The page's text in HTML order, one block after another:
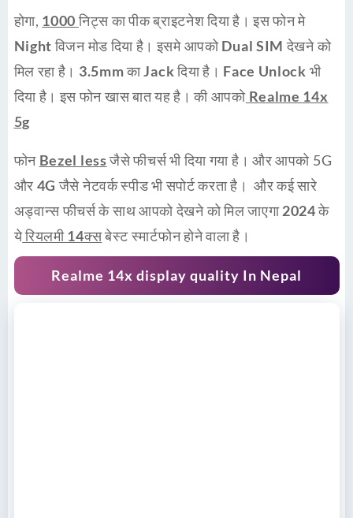
होगा, 1000निट्स का पीक ब्राइटनेश दिया है। इस फोन मे
Nightविजन मोड दिया है। इसमे आपकोDual SIMदेखने को
मिल रहा है। 3.5mmकाJackदिया है। Face Unlock भी
दिया है। इस फोन खास बात यह है। की आपकोRealme 14x
5g
फोन Bezel lessजैसे फीचर्स भी दिया गया है। और आपको 5G
और 4G जैसे नेटवर्क स्पीड भी सपोर्ट करता है। और कई सारे
अड्वान्स फीचर्स के साथ आपको देखने को मिल जाएगा2024के
येरियलमी 14क्सबेस्ट स्मार्टफोन होने वाला है।
Realme 14x display quality In Nepal